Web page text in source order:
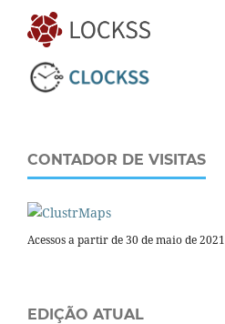
CONTADOR DE VISITAS
Acessos a partir de 30 de maio de 2021
EDIÇÃO ATUAL